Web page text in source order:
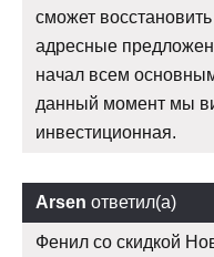
сможет
адресные
начал всем
данный момент мы
инвестиционная.
Arsen ответил(а)
Фенил со скидкой